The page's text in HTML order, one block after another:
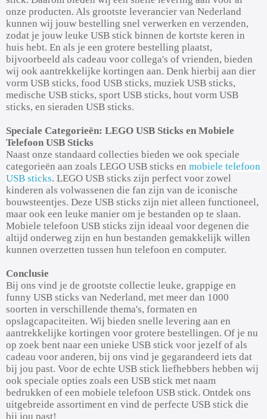
onze producten. Als grootste leverancier van Nederland
kunnen wij jouw bestelling snel verwerken en verzenden,
zodat je jouw leuke USB stick binnen de kortste keren in
huis hebt. En als je een grotere bestelling plaatst,
bijvoorbeeld als cadeau voor collega's of vrienden, bieden
wij ook aantrekkelijke kortingen aan. Denk hierbij aan dier
vorm USB sticks, food USB sticks, muziek USB sticks,
medische USB sticks, sport USB sticks, hout vorm USB
sticks, en sieraden USB sticks.
Speciale Categorieën: LEGO USB Sticks en Mobiele
Telefoon USB Sticks
Naast onze standaard collecties bieden we ook speciale
categorieën aan zoals LEGO USB sticks en mobiele telefoon
USB sticks. LEGO USB sticks zijn perfect voor zowel
kinderen als volwassenen die fan zijn van de iconische
bouwsteentjes. Deze USB sticks zijn niet alleen functioneel,
maar ook een leuke manier om je bestanden op te slaan.
Mobiele telefoon USB sticks zijn ideaal voor degenen die
altijd onderweg zijn en hun bestanden gemakkelijk willen
kunnen overzetten tussen hun telefoon en computer.
Conclusie
Bij ons vind je de grootste collectie leuke, grappige en
funny USB sticks van Nederland, met meer dan 1000
soorten in verschillende thema's, formaten en
opslagcapaciteiten. Wij bieden snelle levering aan en
aantrekkelijke kortingen voor grotere bestellingen. Of je nu
op zoek bent naar een unieke USB stick voor jezelf of als
cadeau voor anderen, bij ons vind je gegarandeerd iets dat
bij jou past. Voor de echte USB stick liefhebbers hebben wij
ook speciale opties zoals een USB stick met naam
bedrukken of een mobiele telefoon USB stick. Ontdek ons
uitgebreide assortiment en vind de perfecte USB stick die
bij jou past!